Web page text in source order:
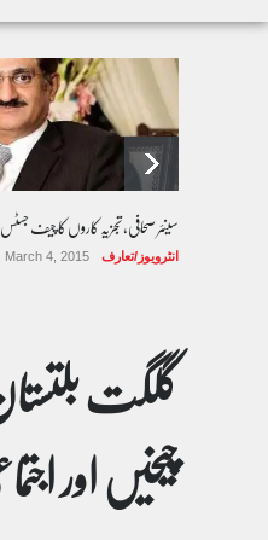
سینئر صحافی، تجزیہ کاروں کا چیف
انٹرویوز/تعارف March 4, 2015
گلگت
چیخیں اور